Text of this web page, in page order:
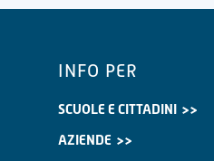
INFO PER
SCUOLE E CITTADINI
AZIENDE